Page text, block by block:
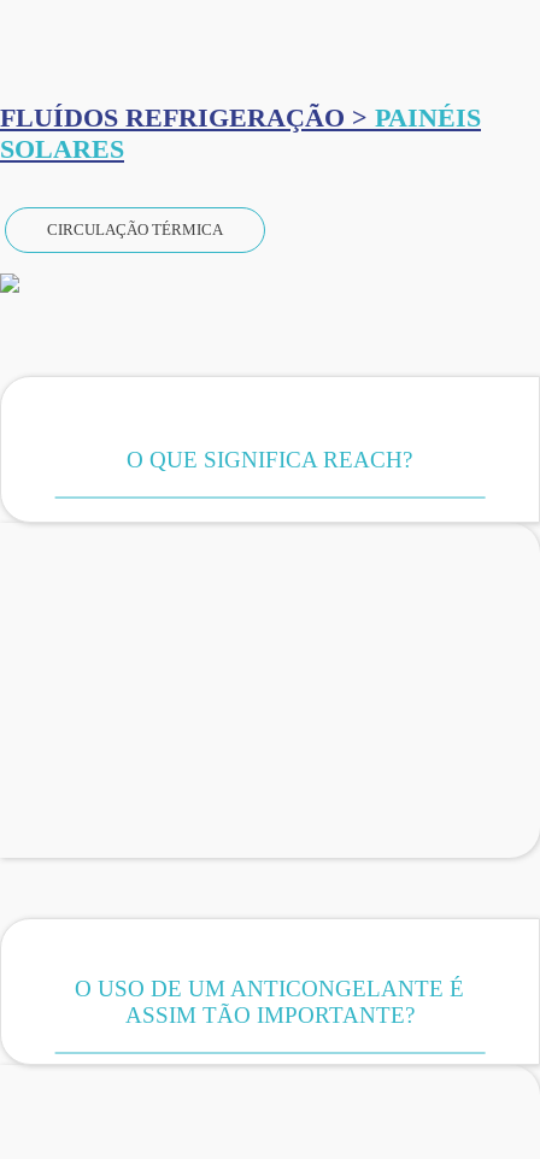
FLUÍDOS REFRIGERAÇÃO > PAINÉIS
SOLARES
CIRCULAÇÃO TÉRMICA
O QUE SIGNIFICA REACH?
O USO DE UM ANTICONGELANTE É
ASSIM TÃO IMPORTANTE?